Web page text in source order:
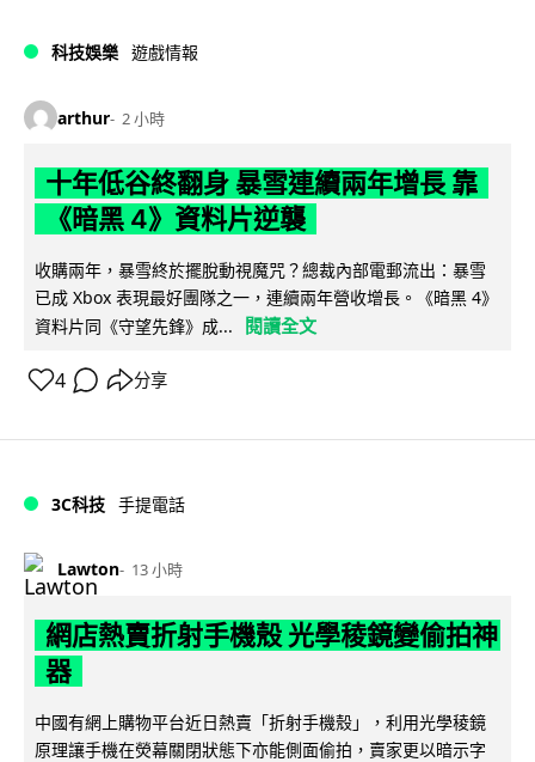
科技娛樂 遊戲情報
arthur 2 小時
十年低谷終翻身 暴雪連續兩年增長 靠
《暗黑 4》資料片逆襲
收購兩年，暴雪終於擺脫動視魔咒？總裁內部電郵流出：暴雪
已成 Xbox 表現最好團隊之一，連續兩年營收增長。《暗黑 4》
資料片同《守望先鋒》成...
閱讀全文
4 分享
3C科技 手提電話
Lawton 13 小時
網店熱賣折射手機殼 光學稜鏡變偷拍神
器
中國有網上購物平台近日熱賣「折射手機殼」，利用光學稜鏡
原理讓手機在熒幕關閉狀態下亦能側面偷拍，賣家更以暗示字